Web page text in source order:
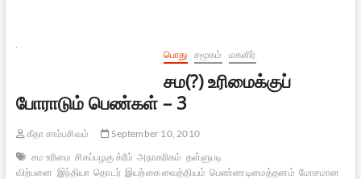
பொது சமூகம் மகளிர்
சம(?) உரிமைக்குப்
போராடும் பெண்கள் – 3
கீதா சாம்பசிவம்
September 10, 2010
சம உரிமை சிகப்பழகு க்ரீம் அநாகரிகம் தள்ளுபடி
விற்பனை இந்தியா தொடர் இயற்கை வைத்தியம் பெண்ணடிமைத்தனம் மோசமான